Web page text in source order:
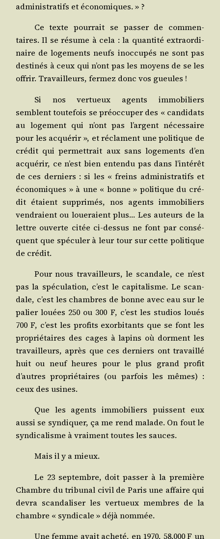
admi­nis­tra­tifs et économiques. » ?
Ce texte pour­rait se pas­ser de com­men­
taires. Il se résume à cela : la quan­ti­té extra­or­di­
naire de loge­ments neufs inoc­cu­pés ne sont pas
des­ti­nés à ceux qui n’ont pas les moyens de se les
offrir. Tra­vailleurs, fer­mez donc vos gueules !
Si nos ver­tueux agents immo­bi­liers
semblent tou­te­fois se pré­oc­cu­per des « can­di­dats
au loge­ment qui n’ont pas l’argent néces­saire
pour les acqué­rir », et réclament une poli­tique de
cré­dit qui per­met­trait aux sans loge­ments d’en
acqué­rir, ce n’est bien enten­du pas dans l’intérêt
de ces der­niers : si les « freins admi­nis­tra­tifs et
éco­no­miques » à une « bonne » poli­tique du cré­
dit étaient sup­pri­més, nos agents immo­bi­liers
ven­draient ou loue­raient plus… Les auteurs de la
lettre ouverte citée ci-des­sus ne font par consé­
quent que spé­cu­ler à leur tour sur cette poli­tique
de crédit.
Pour nous tra­vailleurs, le scan­dale, ce n’est
pas la spé­cu­la­tion, c’est le capi­ta­lisme. Le scan­
dale, c’est les chambres de bonne avec eau sur le
palier louées 250 ou 300 F, c’est les stu­dios loués
700 F, c’est les pro­fits exor­bi­tants que se font les
pro­prié­taires des cages à lapins où dorment les
tra­vailleurs, après que ces der­niers ont tra­vaillé
huit ou neuf heures pour le plus grand pro­fit
d’autres pro­prié­taires (ou par­fois les mêmes) :
ceux des usines.
Que les agents immo­bi­liers puissent eux
aus­si se syn­di­quer, ça me rend malade. On fout le
syn­di­ca­lisme à vrai­ment toutes les sauces.
Mais il y a mieux.
Le 23 sep­tembre, doit pas­ser à la pre­mière
Chambre du tri­bu­nal civil de Paris une affaire qui
devra scan­da­li­ser les ver­tueux membres de la
chambre « syn­di­cale » déjà nommée.
Une femme avait ache­té, en 1970, 58.000 F un